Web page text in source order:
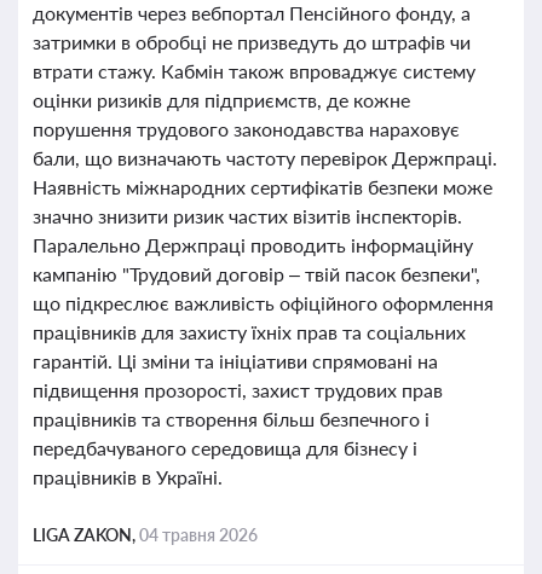
документів через вебпортал Пенсійного фонду, а
затримки в обробці не призведуть до штрафів чи
втрати стажу. Кабмін також впроваджує систему
оцінки ризиків для підприємств, де кожне
порушення трудового законодавства нараховує
бали, що визначають частоту перевірок Держпраці.
Наявність міжнародних сертифікатів безпеки може
значно знизити ризик частих візитів інспекторів.
Паралельно Держпраці проводить інформаційну
кампанію "Трудовий договір – твій пасок безпеки",
що підкреслює важливість офіційного оформлення
працівників для захисту їхніх прав та соціальних
гарантій. Ці зміни та ініціативи спрямовані на
підвищення прозорості, захист трудових прав
працівників та створення більш безпечного і
передбачуваного середовища для бізнесу і
працівників в Україні.
LIGA ZAKON,04 травня 2026